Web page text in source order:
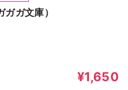
ガ文庫）
¥1,650